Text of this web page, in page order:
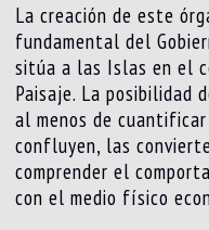
La creación de este
fundamental del
sitúa a las Islas en el
Paisaje. La posibilidad
al menos de
confluyen, las
comprender el
con el medio físico